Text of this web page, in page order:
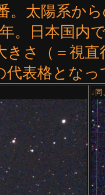
。太陽系か
。日本国内
きさ（＝視
代表格となっ
↓同